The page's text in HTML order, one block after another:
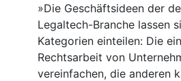
»Die Geschäftsideen der
Legaltech-Branche lassen
Kategorien einteilen: Die
Rechtsarbeit von
vereinfachen, die anderen